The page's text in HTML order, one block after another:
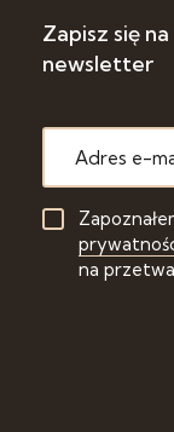
Zapisz się na
newsletter
na